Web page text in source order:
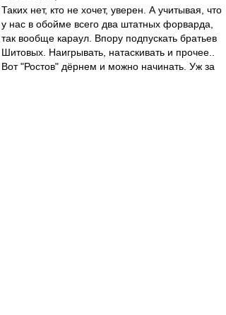
Таких нет, кто не хочет, уверен. А учитывая, что
у нас в обойме всего два штатных форварда,
так вообще караул. Впору подпускать братьев
Шитовых. Наигрывать, натаскивать и прочее..
Вот "Ростов" дёрнем и можно начинать. Уж за